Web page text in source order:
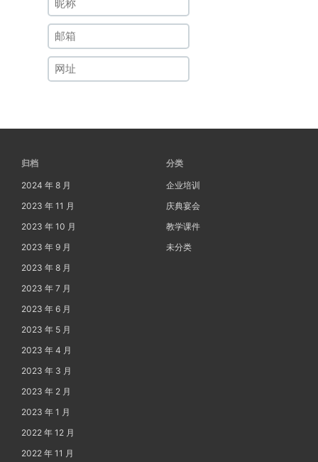
归档
2024 年 8 月
2023 年 11 月
2023 年 10 月
2023 年 9 月
2023 年 8 月
2023 年 7 月
2023 年 6 月
2023 年 5 月
2023 年 4 月
2023 年 3 月
2023 年 2 月
2023 年 1 月
2022 年 12 月
2022 年 11 月
分类
企业培训
庆典宴会
教学课件
未分类